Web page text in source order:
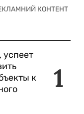
1
успеет
к